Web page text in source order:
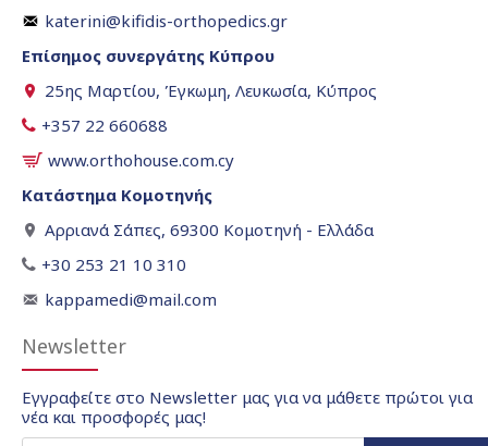
katerini@kifidis-orthopedics.gr
Επίσημος συνεργάτης Κύπρου
25ης Μαρτίου, Έγκωμη, Λευκωσία, Κύπρος
+357 22 660688
www.orthohouse.com.cy
Κατάστημα Κομοτηνής
Αρριανά Σάπες, 69300 Κομοτηνή - Ελλάδα
+30 253 21 10 310
kappamedi@mail.com
Newsletter
Εγγραφείτε στο Newsletter μας για να μάθετε πρώτοι για
νέα και προσφορές μας!